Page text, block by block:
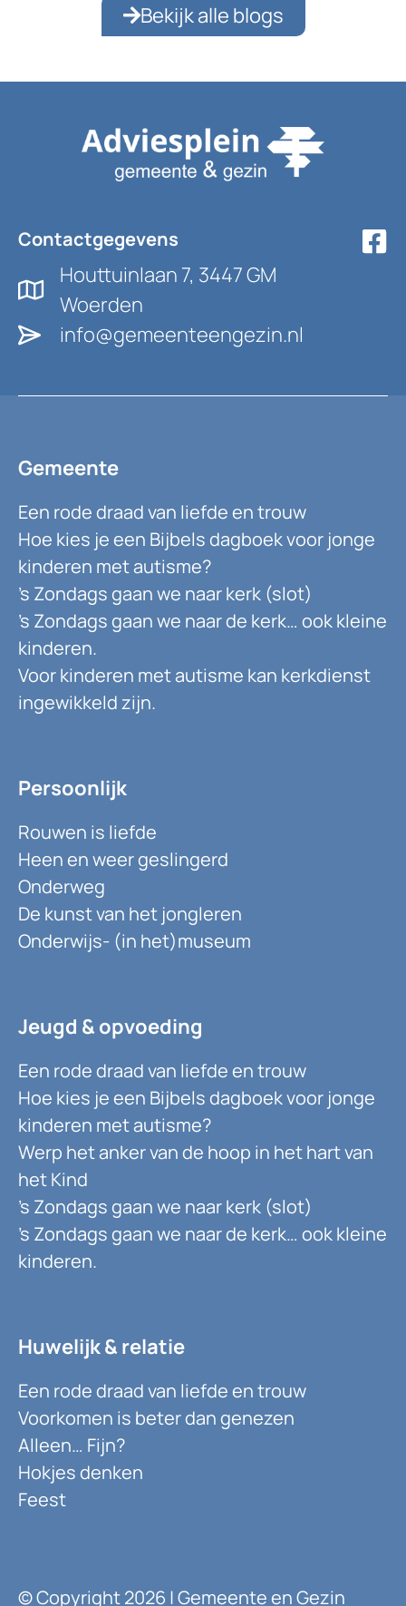
Bekijk alle blogs
Contactgegevens
Houttuinlaan 7, 3447 GM
Woerden
info@gemeenteengezin.nl
Gemeente
Een rode draad van liefde en trouw
Hoe kies je een Bijbels dagboek voor jonge
kinderen met autisme?
’s Zondags gaan we naar kerk (slot)
’s Zondags gaan we naar de kerk… ook kleine
kinderen.
Voor kinderen met autisme kan kerkdienst
ingewikkeld zijn.
Persoonlijk
Rouwen is liefde
Heen en weer geslingerd
Onderweg
De kunst van het jongleren
Onderwijs- (in het)museum
Jeugd & opvoeding
Een rode draad van liefde en trouw
Hoe kies je een Bijbels dagboek voor jonge
kinderen met autisme?
Werp het anker van de hoop in het hart van
het Kind
’s Zondags gaan we naar kerk (slot)
’s Zondags gaan we naar de kerk… ook kleine
kinderen.
Huwelijk & relatie
Een rode draad van liefde en trouw
Voorkomen is beter dan genezen
Alleen… Fijn?
Hokjes denken
Feest
© Copyright 2026 | Gemeente en Gezin